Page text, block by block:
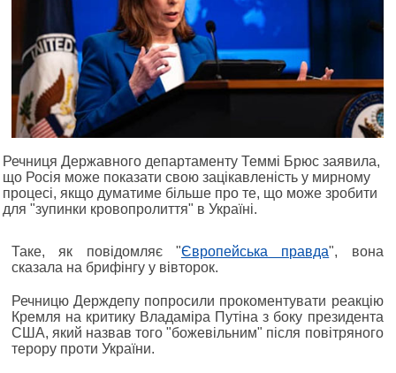
Речниця Державного департаменту Теммі Брюс заявила,
що Росія може показати свою зацікавленість у мирному
процесі, якщо думатиме більше про те, що може зробити
для "зупинки кровопролиття" в Україні.
Таке, як повідомляє "Європейська правда", вона
сказала на брифінгу у вівторок.
Речницю Держдепу попросили прокоментувати реакцію
Кремля на критику Владаміра Путіна з боку президента
США, який назвав того "божевільним" після повітряного
терору проти України.